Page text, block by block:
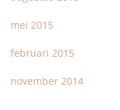
mei 2015
februari 2015
november 2014